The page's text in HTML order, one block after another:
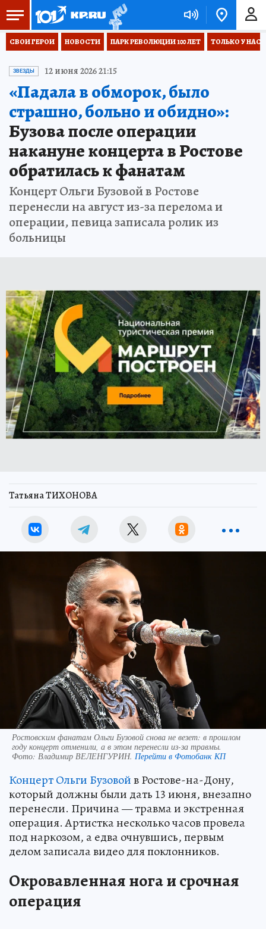
СВОИ ГЕРОИ НОВОСТИ ПАРК РЕВОЛЮЦИИ 100 ЛЕТ ТОЛЬКО У НАС
ЗВЕЗДЫ 12 июня 2026 21:15
«Падала в обморок, было
страшно, больно и обидно»:
Бузова после операции
накануне концерта в Ростове
обратилась к фанатам
Концерт Ольги Бузовой в Ростове
перенесли на август из-за перелома и
операции, певица записала ролик из
больницы
Татьяна ТИХОНОВА
Ростовским фанатам Ольги Бузовой снова не везет: в прошлом
году концерт отменили, а в этом перенесли из-за травмы.
Фото: Владимир ВЕЛЕНГУРИН. Перейти в Фотобанк КП
Концерт Ольги Бузовойв Ростове-на-Дону,
который должны были дать 13 июня, внезапно
перенесли. Причина — травма и экстренная
операция. Артистка несколько часов провела
под наркозом, а едва очнувшись, первым
делом записала видео для поклонников.
Окровавленная нога и срочная
операция